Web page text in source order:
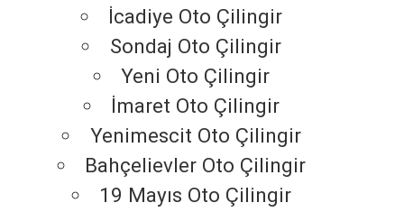
İcadiye Oto Çilingir
Sondaj Oto Çilingir
Yeni Oto Çilingir
İmaret Oto Çilingir
Yenimescit Oto Çilingir
Bahçelievler Oto Çilingir
19 Mayıs Oto Çilingir